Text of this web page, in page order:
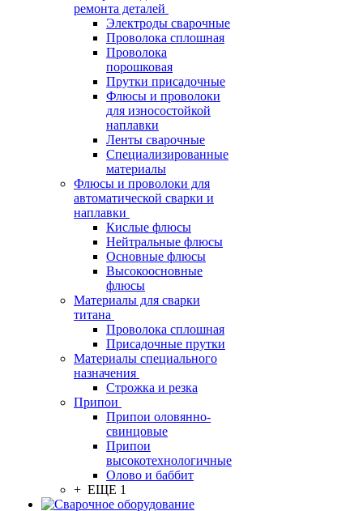
ремонта деталей
Электроды сварочные
Проволока сплошная
Проволока
порошковая
Прутки присадочные
Флюсы и проволоки
для износостойкой
наплавки
Ленты сварочные
Специализированные
материалы
Флюсы и проволоки для
автоматической сварки и
наплавки
Кислые флюсы
Нейтральные флюсы
Основные флюсы
Высокоосновные
флюсы
Материалы для сварки
титана
Проволока сплошная
Присадочные прутки
Материалы специального
назначения
Строжка и резка
Припои
Припои оловянно-
свинцовые
Припои
высокотехнологичные
Олово и баббит
+ ЕЩЕ 1